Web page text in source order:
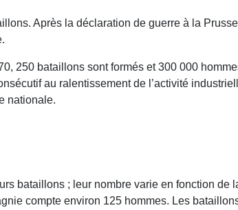
Après la déclaration de guerre à la
250 bataillons sont formés et 300 000
au ralentissement de l’activité
nationale.
bataillons ; leur nombre varie en fonction de
compte environ 125 hommes. Les